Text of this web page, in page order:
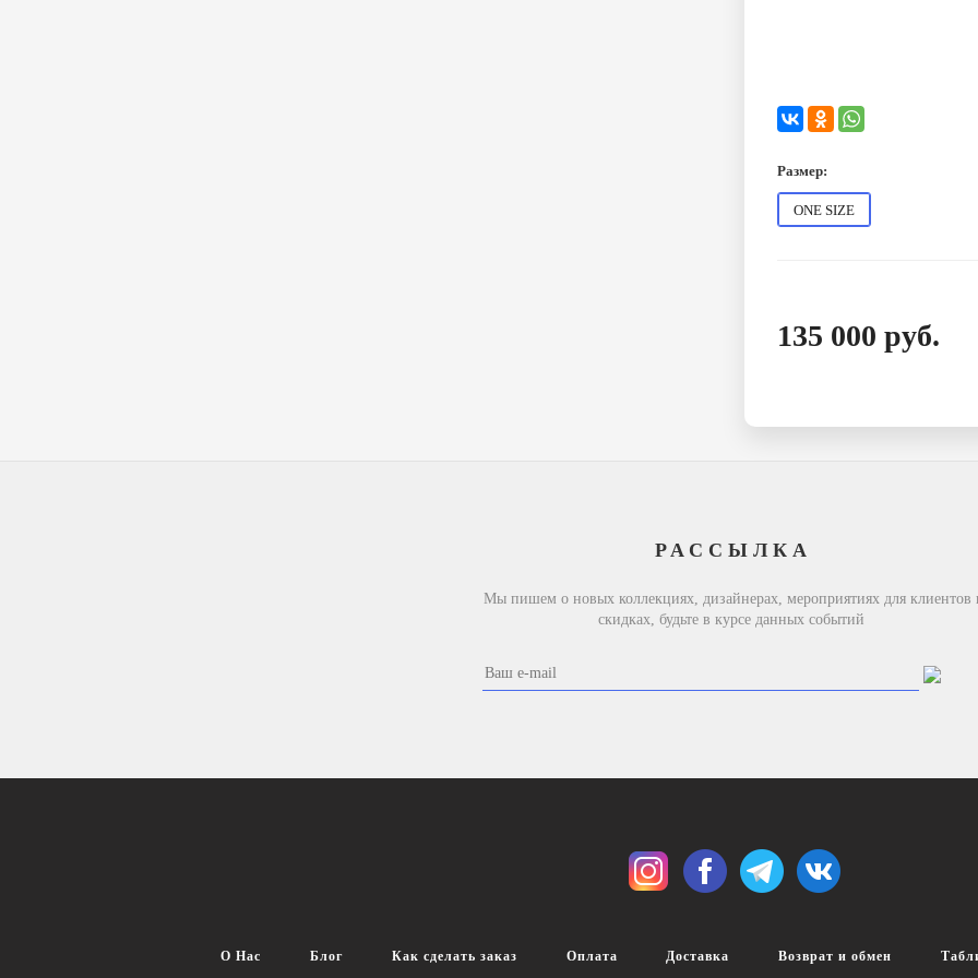
Размер:
ONE SIZE
135 000 руб.
РАССЫЛКА
Мы пишем о новых коллекциях, дизайнерах, мероприятиях для клиентов
скидках, будьте в курсе данных событий
О Нас Блог Как сделать заказ Оплата Доставка Возврат и обмен